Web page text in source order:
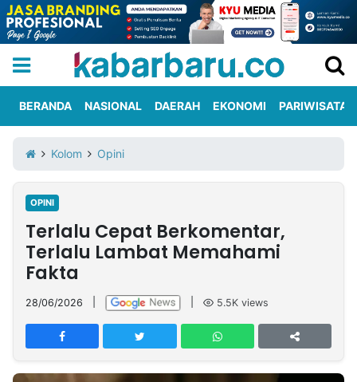
Iklan
Berita
Kami
Nasional
International
Olahraga
Entertainment
Daerah
Pariwisata
Kuliner
Kolom
Network
PT
TREETAN
INDONESIA
BERANDA NASIONAL DAERAH EKONOMI PARIWISATA
Kolom Opini
OPINI
Terlalu Cepat Berkomentar,
Terlalu Lambat Memahami
Fakta
28/06/2026 5.5K views